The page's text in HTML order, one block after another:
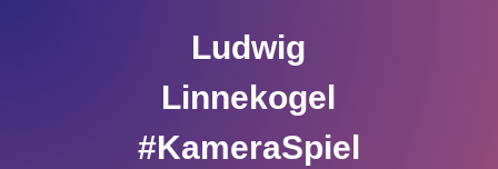
Ludwig
Linnekogel
#KameraSpiel